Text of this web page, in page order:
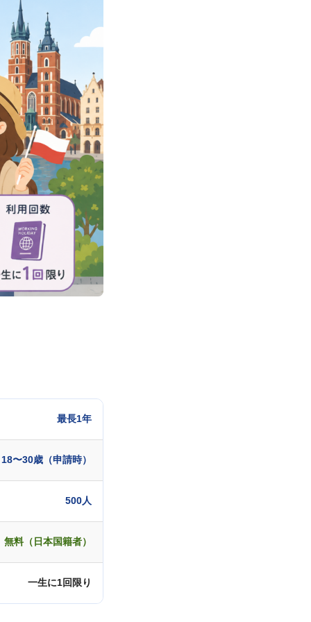
最長1年
18〜30歳（申請時）
500人
無料（日本国籍者）
一生に1回限り